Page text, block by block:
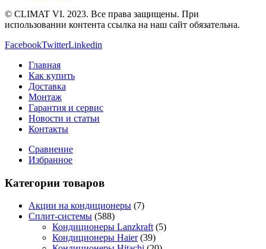
© CLIMAT VI. 2023. Все права защищены. При
использовании контента ссылка на наш сайт обязательна.
FacebookTwitterLinkedin
Главная
Как купить
Доставка
Монтаж
Гарантия и сервис
Новости и статьи
Контакты
Сравнение
Избранное
Категории товаров
Акции на кондиционеры (7)
Сплит-системы (588)
Кондиционеры Lanzkraft (5)
Кондиционеры Haier (39)